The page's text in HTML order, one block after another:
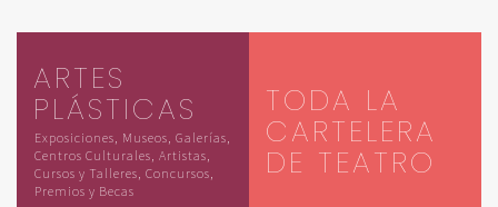
ARTES
PLÁSTICAS
Exposiciones, Museos, Galerías,
Centros Culturales, Artistas,
Cursos y Talleres, Concursos,
Premios y Becas
TODA LA
CARTELERA
DE TEATRO